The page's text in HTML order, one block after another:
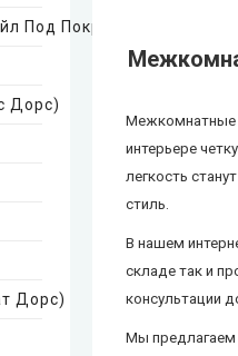
Под Покраску)
Дорс)
Дорс)
Межкомнатные
интерьере
легкость
стиль.
В нашем
складе так и
консультации
Мы предлагаем